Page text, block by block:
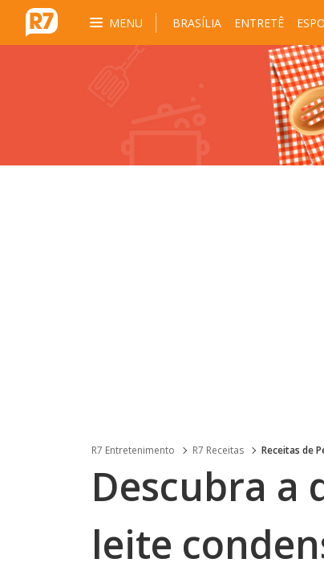
MENU BRASÍLIA ENTRETÊ
R7 Entretenimento R7 Receitas Receitas de
Descubra a
leite